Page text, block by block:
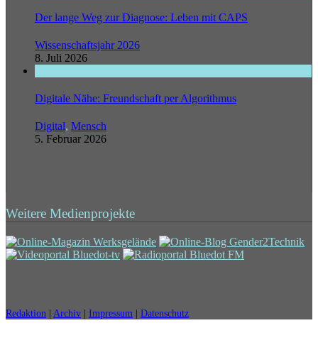
Der lange Weg zur Diagnose: Leben mit CAPS
Wissenschaftsjahr 2026
8. Juli 2026
Digitale Nähe: Freundschaft per Algorithmus
Digital, Mensch
5. Februar 2026
Weitere Medienprojekte
Redaktion Archiv Impressum Datenschutz